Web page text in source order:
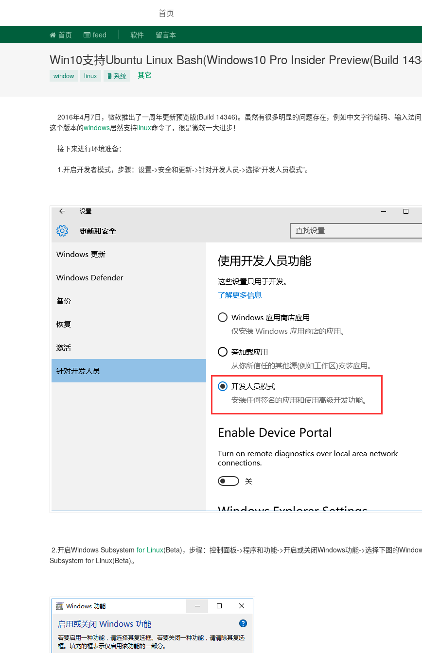
说易事
首页
首页 feed 软件 留言本
Win10支持Ubuntu Linux Bash(Windows10 Pro Insider Preview(Build
window linux 副系统 其它
2016年4月7日，微软推出了一周年更新预览版(Build 14346)。虽然有很多明显的问题存在，例如中文字符编码、输入法
这个版本的windows居然支持linux命令了，很是微软一大进步！
接下来进行环境准备：
1.开启开发者模式，步骤：设置->安全和更新->针对开发人员->选择“开发人员模式”。
2.开启Windows Subsystem for Linux(Beta)，步骤：控制面板->程序和功能->开启或关闭Windows功能->选择下图的
Subsystem for Linux(Beta)。